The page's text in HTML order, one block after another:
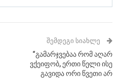
ᲨᲔᲛᲓᲔᲒᲘ ᲡᲘᲐᲮᲚᲔ
“გამარჯვებაა რომ აღარ
ვქეიფობ, ერთი წელი ისე
გავიდა ორი წვეთი არ